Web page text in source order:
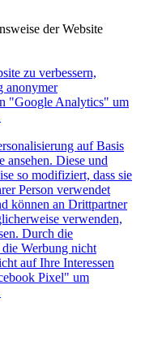
der Website
zu verbessern,
anonymer
"Google Analytics" um
auf Basis
ansehen. Diese und
so modifiziert, dass sie
Person verwendet
können an Drittpartner
verwenden,
Durch die
Werbung nicht
auf Ihre Interessen
Pixel" um